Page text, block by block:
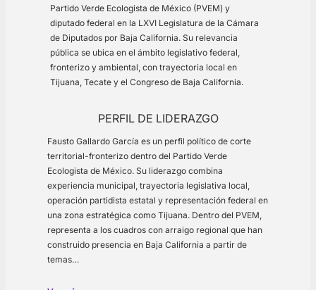
Partido Verde Ecologista de México (PVEM) y
diputado federal en la LXVI Legislatura de la Cámara
de Diputados por Baja California. Su relevancia
pública se ubica en el ámbito legislativo federal,
fronterizo y ambiental, con trayectoria local en
Tijuana, Tecate y el Congreso de Baja California.
PERFIL DE LIDERAZGO
Fausto Gallardo García es un perfil político de corte
territorial-fronterizo dentro del Partido Verde
Ecologista de México. Su liderazgo combina
experiencia municipal, trayectoria legislativa local,
operación partidista estatal y representación federal en
una zona estratégica como Tijuana. Dentro del PVEM,
representa a los cuadros con arraigo regional que han
construido presencia en Baja California a partir de
temas…